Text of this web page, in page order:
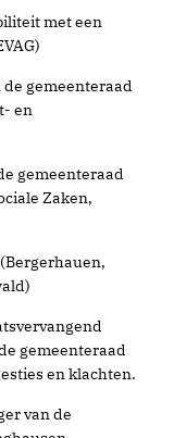
met een
de gemeenteraad
en
gemeenteraad
Zaken,
gemeenteraad
en klachten.
van de